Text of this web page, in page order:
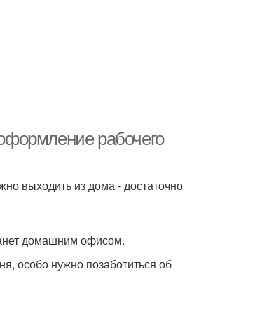
рабочего
выходить из дома - достаточно
домашним офисом.
особо нужно позаботиться об